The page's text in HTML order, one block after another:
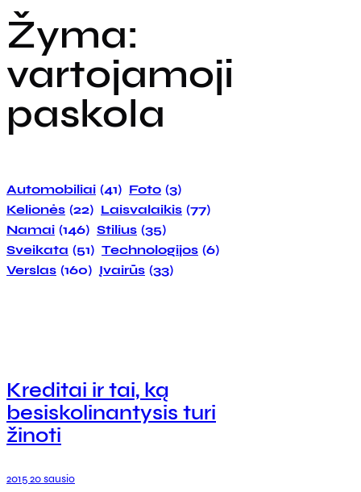
Žyma:
vartojamoji
paskola
Automobiliai (41) Foto (3)
Kelionės (22) Laisvalaikis (77)
Namai (146) Stilius (35)
Sveikata (51) Technologijos (6)
Verslas (160) Įvairūs (33)
Kreditai ir tai, ką
besiskolinantysis turi
žinoti
2015 20 sausio